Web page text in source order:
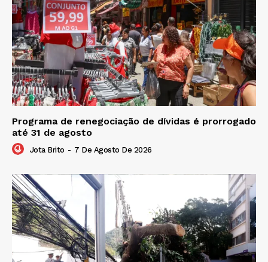
Programa de renegociação de dívidas é prorrogado
até 31 de agosto
Jota Brito - 7 De Agosto De 2026